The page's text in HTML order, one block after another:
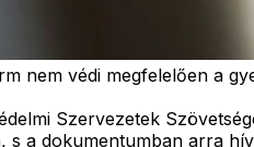
nem védi megfelelően a
Szervezetek
s a dokumentumban arra